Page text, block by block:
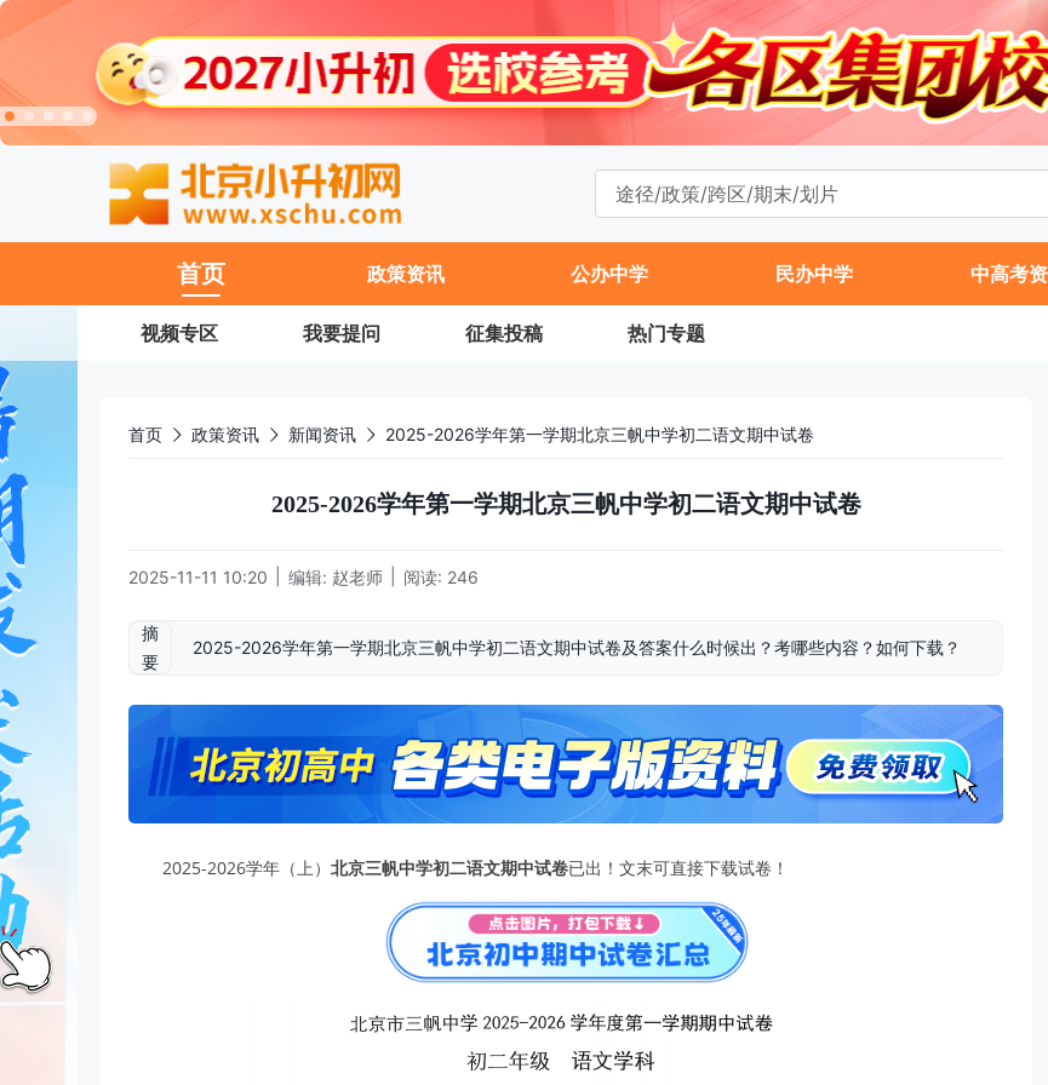
首页 政策资讯 公办中学 民办中学 中高考
视频专区 我要提问 征集投稿 热门专题
首页 政策资讯 新闻资讯 2025-2026学年第一学期北京三帆中学初二语文期中试卷
2025-2026学年第一学期北京三帆中学初二语文期中试卷
2025-11-11 10:20 编辑: 赵老师 阅读: 246
摘
要
2025-2026学年第一学期北京三帆中学初二语文期中试卷及答案什么时候出？考哪些内容？如何下载？
2025-2026学年（上） 北京三帆中学初二语文期中试卷已出！文末可直接下载试卷！